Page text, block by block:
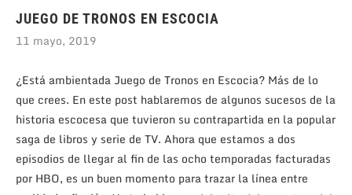
JUEGO DE TRONOS EN ESCOCIA
11 mayo, 2019
¿Está ambientada Juego de Tronos en Escocia? Más de lo
que crees. En este post hablaremos de algunos sucesos de la
historia escocesa que tuvieron su contrapartida en la popular
saga de libros y serie de TV. Ahora que estamos a dos
episodios de llegar al fin de las ocho temporadas facturadas
por HBO, es un buen momento para trazar la línea entre